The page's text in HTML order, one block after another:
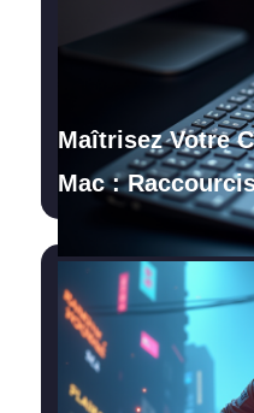
Maîtrisez Votre
Mac :